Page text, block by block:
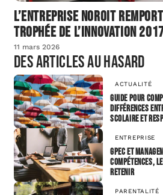
L’entreprise Noroit
Trophée de l’Innovation
11 mars 2026
Des articles au hasard
ACTUALITÉ
Guide pour
différences
scolaire et
ENTREPRISE
GPEC et
compétences,
retenir
PARENTALITÉ